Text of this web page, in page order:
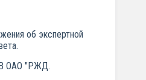
об экспертной
ОАО "РЖД.